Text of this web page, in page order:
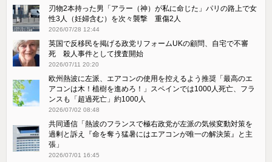
刃物2本持った男「アラー（神）が私に命じた」パリの路上で女
性3人（妊婦含む）を次々襲撃 重傷2人
2026/07/28 12:44
英国で反移民を掲げる政党リフォームUKの顧問、自宅で不審
死 殺人事件として捜査開始
2026/07/11 20:20
欧州熱波に左派、エアコンの使用を控えるよう推奨「最高のエ
アコンは木！植樹を進めろ！」スペインでは1000人死亡、フラ
ンスも「超過死亡」約1000人
2026/07/02 08:48
共同通信「熱波のフランスで極右政党が左派の気候変動対策を
過剰と訴え『命を奪う猛暑にはエアコンが唯一の解決策』と主
張」
2026/07/01 16:45